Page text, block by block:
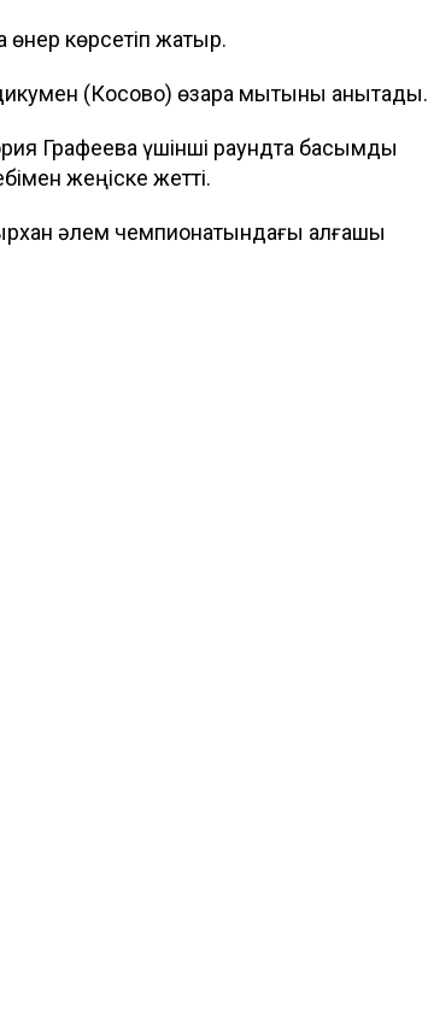
өнер көрсетіп жатыр.
(Косово) өзара мықтыны анықтады.
Графеева үшінші раундта басымдық
жеңіске жетті.
әлем чемпионатындағы алғашқы